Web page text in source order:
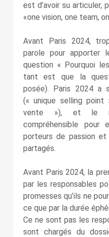
est d’avoir su articuler,
«one vision, one team,
Avant Paris 2024,
parole pour apporter
question « Pourquoi
tant est que la
posée). Paris 2024 a
(« unique selling
vente »), et le
compréhensible
porteurs de passion
partagés.
Avant Paris 2024, la
par les responsables
promesses qu’ils ne
ce que par la durée
Ce ne sont pas les
sont chargés du